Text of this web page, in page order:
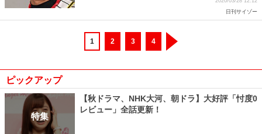
日刊サイゾー
1 2 3 4
ピックアップ
特集
【秋ドラマ、NHK大河、朝ドラ】大好評「忖度0
レビュー」全話更新！